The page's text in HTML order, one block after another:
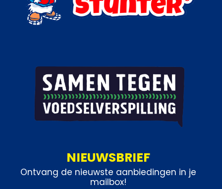
NIEUWSBRIEF
Ontvang de nieuwste aanbiedingen in je
mailbox!